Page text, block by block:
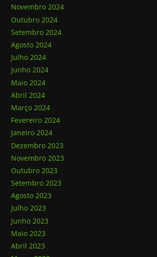
Novembro 2024
Outubro 2024
Setembro 2024
Agosto 2024
Julho 2024
Junho 2024
Maio 2024
Abril 2024
Março 2024
Fevereiro 2024
Janeiro 2024
Dezembro 2023
Novembro 2023
Outubro 2023
Setembro 2023
Agosto 2023
Julho 2023
Junho 2023
Maio 2023
Abril 2023